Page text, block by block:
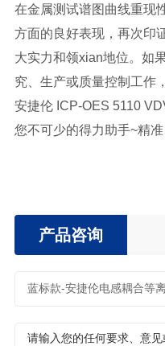
在金属测试谱图曲线重现
方面的良好表现，再次印
大实力和领xian地位。如
究、生产或质量控制工作，
安捷伦 ICP-OES 5110
您不可少的得力助手~精准
产品咨询